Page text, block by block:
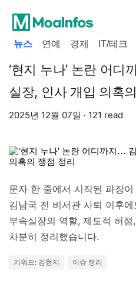
뉴스 연예 경제 IT/테크
‘현지 누나’ 논란 어
실장, 인사 개입 의혹
2025년 12월 07일 · 121 read
문자 한 줄에서 시작된 파장
김남국 전 비서관 사퇴 이후
부속실장의 역할, 제도적 허
차분히 정리했습니다.
키워드: 김현지 이슈 정리